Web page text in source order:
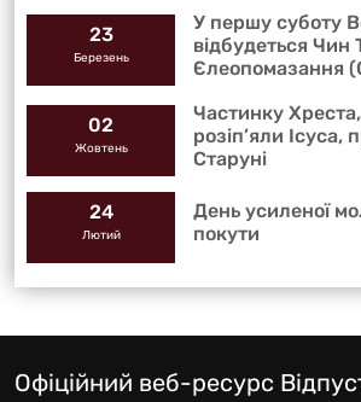
23
Березень
У першу суботу
відбудеться Чин
Єлеопомазання
02
Жовтень
Частинку
розіп’яли Ісуса,
Старуні
24
Лютий
День усиленої
покути
Офіційний веб-ресурс